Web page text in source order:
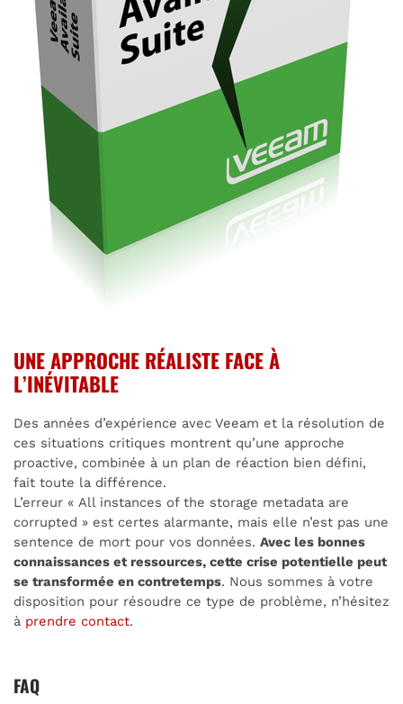
UNE APPROCHE RÉALISTE FACE À
L’INÉVITABLE
Des années d’expérience avec Veeam et la résolution de
ces situations critiques montrent qu’une approche
proactive, combinée à un plan de réaction bien défini,
fait toute la différence.
L’erreur « All instances of the storage metadata are
corrupted » est certes alarmante, mais elle n’est pas une
sentence de mort pour vos données. Avec les bonnes
connaissances et ressources, cette crise potentielle peut
se transformée en contretemps. Nous sommes à votre
disposition pour résoudre ce type de problème, n’hésitez
à prendre contact.
FAQ